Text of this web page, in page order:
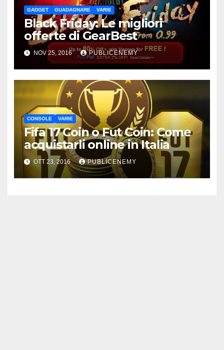
GADGET GUADAGNARE VARIE
Black Friday: Le migliori
offerte di GearBest
NOV 25, 2016 PUBLICENEMY
CONSOLE VARIE
Fifa 17 Coin o Fut Coin: Come
acquistarli online in Italia
OTT 23, 2016 PUBLICENEMY